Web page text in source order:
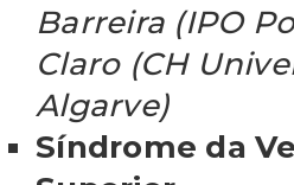
Barreira (IPO
Claro (CH
Algarve)
Síndrome da